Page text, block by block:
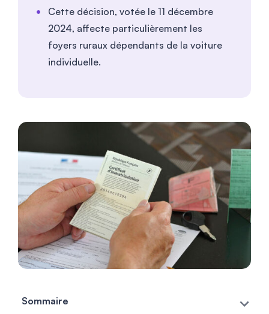
Cette décision, votée le 11 décembre
2024, affecte particulièrement les
foyers ruraux dépendants de la voiture
individuelle.
Sommaire